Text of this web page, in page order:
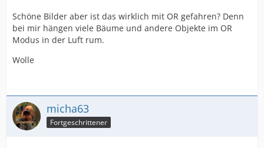
Schöne Bilder aber ist das wirklich mit OR gefahren? Denn
bei mir hängen viele Bäume und andere Objekte im OR
Modus in der Luft rum.
Wolle
micha63
Fortgeschrittener